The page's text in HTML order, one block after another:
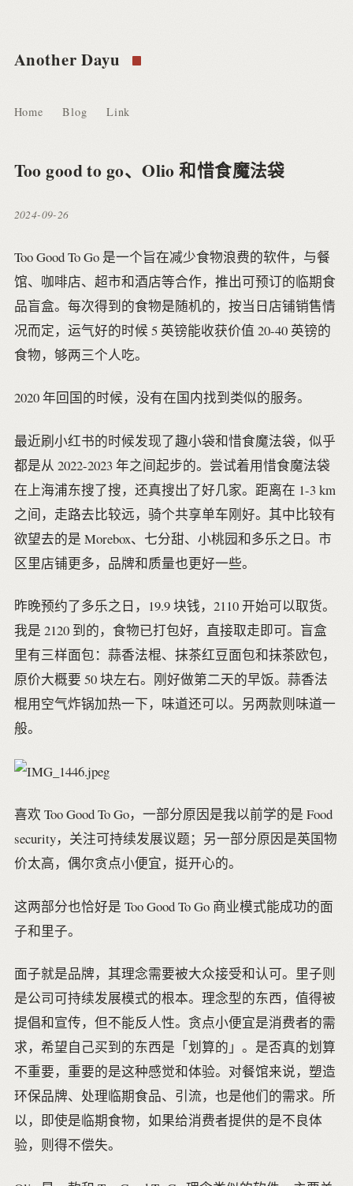
Another Dayu
Home Blog Link
Too good to go、Olio 和惜食魔法袋
2024-09-26
Too Good To Go 是一个旨在减少食物浪费的软件，与餐
馆、咖啡店、超市和酒店等合作，推出可预订的临期食
品盲盒。每次得到的食物是随机的，按当日店铺销售情
况而定，运气好的时候 5 英镑能收获价值 20-40 英镑的
食物，够两三个人吃。
2020 年回国的时候，没有在国内找到类似的服务。
最近刷小红书的时候发现了趣小袋和惜食魔法袋，似乎
都是从 2022-2023 年之间起步的。尝试着用惜食魔法袋
在上海浦东搜了搜，还真搜出了好几家。距离在 1-3 km
之间，走路去比较远，骑个共享单车刚好。其中比较有
欲望去的是 Morebox、七分甜、小桃园和多乐之日。市
区里店铺更多，品牌和质量也更好一些。
昨晚预约了多乐之日，19.9 块钱，2110 开始可以取货。
我是 2120 到的，食物已打包好，直接取走即可。盲盒
里有三样面包：蒜香法棍、抹茶红豆面包和抹茶欧包，
原价大概要 50 块左右。刚好做第二天的早饭。蒜香法
棍用空气炸锅加热一下，味道还可以。另两款则味道一
般。
喜欢 Too Good To Go，一部分原因是我以前学的是 Food
security，关注可持续发展议题；另一部分原因是英国物
价太高，偶尔贪点小便宜，挺开心的。
这两部分也恰好是 Too Good To Go 商业模式能成功的面
子和里子。
面子就是品牌，其理念需要被大众接受和认可。里子则
是公司可持续发展模式的根本。理念型的东西，值得被
提倡和宣传，但不能反人性。贪点小便宜是消费者的需
求，希望自己买到的东西是「划算的」。是否真的划算
不重要，重要的是这种感觉和体验。对餐馆来说，塑造
环保品牌、处理临期食品、引流，也是他们的需求。所
以，即使是临期食物，如果给消费者提供的是不良体
验，则得不偿失。